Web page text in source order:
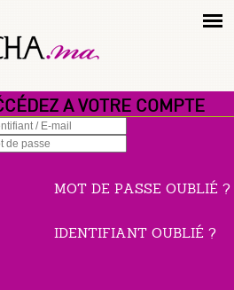
A VOTRE COMPTE
MOT DE PASSE OUBLIÉ ?
IDENTIFIANT OUBLIÉ ?